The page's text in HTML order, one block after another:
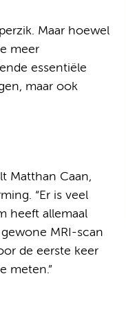
Maar hoewel
meer
essentiële
maar ook
Matthan Caan,
“Er is veel
heeft allemaal
MRI-scan
de eerste keer
meten.”